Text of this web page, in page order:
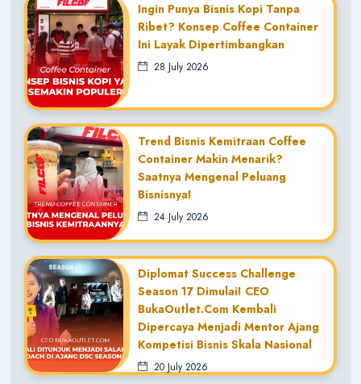
Ingin Punya Bisnis Kopi Tanpa
Ribet? Konsep Coffee Container
Ini Layak Dipertimbangkan
28 July 2026
Trend Bisnis Kemitraan Coffee
Container Makin Menarik?
Saatnya Mengenal Peluang
Bisnisnya!
24 July 2026
Diplomat Success Challenge
Season 17 Dimulai! CEO
BukaOutlet.com Kembali
Dipercaya Menjadi Mentor Ajang
Kompetisi Bisnis Skala Nasional
20 July 2026